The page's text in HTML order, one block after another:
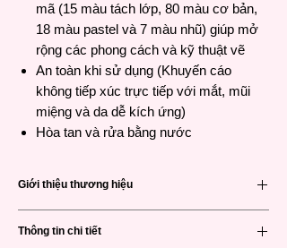
mã (15 màu tách lớp, 80 màu cơ bản,
18 màu pastel và 7 màu nhũ) giúp mở
rộng các phong cách và kỹ thuật vẽ
An toàn khi sử dụng (Khuyến cáo
không tiếp xúc trực tiếp với mắt, mũi
miệng và da dễ kích ứng)
Hòa tan và rửa bằng nước
Giới thiệu thương hiệu
Neva palette là thương hiệu nổi tiếng đến từ
Thông tin chi tiết